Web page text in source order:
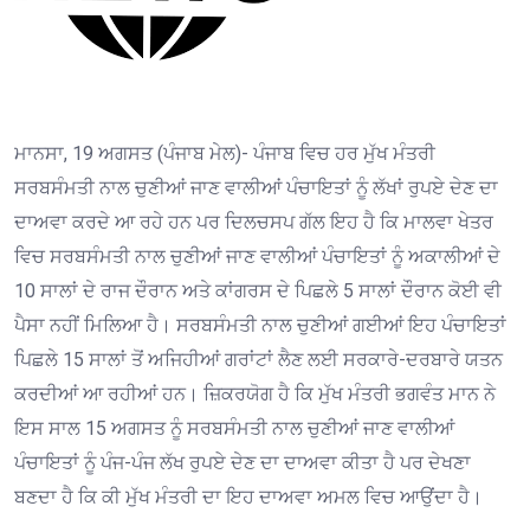
ਮਾਨਸਾ, 19 ਅਗਸਤ (ਪੰਜਾਬ ਮੇਲ)- ਪੰਜਾਬ ਵਿਚ ਹਰ ਮੁੱਖ ਮੰਤਰੀ
ਸਰਬਸੰਮਤੀ ਨਾਲ ਚੁਣੀਆਂ ਜਾਣ ਵਾਲੀਆਂ ਪੰਚਾਇਤਾਂ ਨੂੰ ਲੱਖਾਂ ਰੁਪਏ ਦੇਣ ਦਾ
ਦਾਅਵਾ ਕਰਦੇ ਆ ਰਹੇ ਹਨ ਪਰ ਦਿਲਚਸਪ ਗੱਲ ਇਹ ਹੈ ਕਿ ਮਾਲਵਾ ਖੇਤਰ
ਵਿਚ ਸਰਬਸੰਮਤੀ ਨਾਲ ਚੁਣੀਆਂ ਜਾਣ ਵਾਲੀਆਂ ਪੰਚਾਇਤਾਂ ਨੂੰ ਅਕਾਲੀਆਂ ਦੇ
10 ਸਾਲਾਂ ਦੇ ਰਾਜ ਦੌਰਾਨ ਅਤੇ ਕਾਂਗਰਸ ਦੇ ਪਿਛਲੇ 5 ਸਾਲਾਂ ਦੌਰਾਨ ਕੋਈ ਵੀ
ਪੈਸਾ ਨਹੀਂ ਮਿਲਿਆ ਹੈ। ਸਰਬਸੰਮਤੀ ਨਾਲ ਚੁਣੀਆਂ ਗਈਆਂ ਇਹ ਪੰਚਾਇਤਾਂ
ਪਿਛਲੇ 15 ਸਾਲਾਂ ਤੋਂ ਅਜਿਹੀਆਂ ਗਰਾਂਟਾਂ ਲੈਣ ਲਈ ਸਰਕਾਰੇ-ਦਰਬਾਰੇ ਯਤਨ
ਕਰਦੀਆਂ ਆ ਰਹੀਆਂ ਹਨ। ਜ਼ਿਕਰਯੋਗ ਹੈ ਕਿ ਮੁੱਖ ਮੰਤਰੀ ਭਗਵੰਤ ਮਾਨ ਨੇ
ਇਸ ਸਾਲ 15 ਅਗਸਤ ਨੂੰ ਸਰਬਸੰਮਤੀ ਨਾਲ ਚੁਣੀਆਂ ਜਾਣ ਵਾਲੀਆਂ
ਪੰਚਾਇਤਾਂ ਨੂੰ ਪੰਜ-ਪੰਜ ਲੱਖ ਰੁਪਏ ਦੇਣ ਦਾ ਦਾਅਵਾ ਕੀਤਾ ਹੈ ਪਰ ਦੇਖਣਾ
ਬਣਦਾ ਹੈ ਕਿ ਕੀ ਮੁੱਖ ਮੰਤਰੀ ਦਾ ਇਹ ਦਾਅਵਾ ਅਮਲ ਵਿਚ ਆਉਂਦਾ ਹੈ।